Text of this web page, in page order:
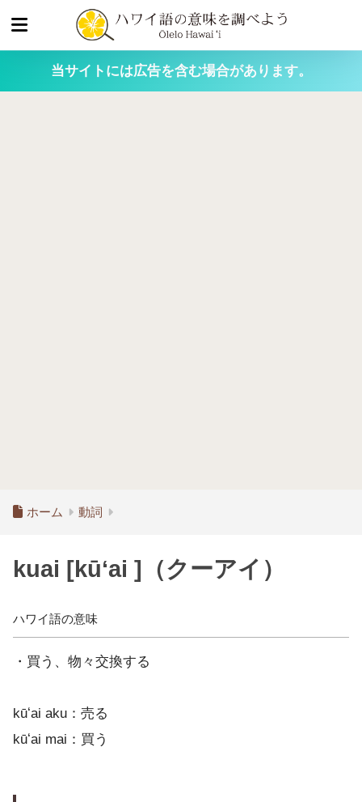
当サイトには広告を含む場合があります。
ホーム 動詞
kuai [kūʻai ]（クーアイ）
ハワイ語の意味
・買う、物々交換する
kūʻai aku：売る
kūʻai mai：買う